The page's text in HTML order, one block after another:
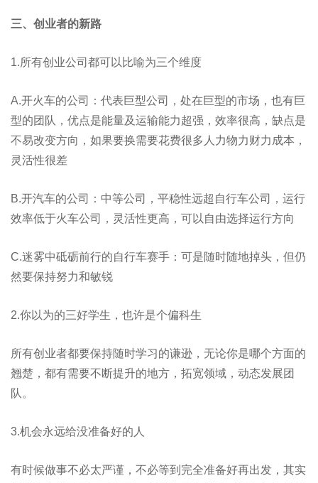
三、创业者的新路
1.所有创业公司都可以比喻为三个维度
A.开火车的公司：代表巨型公司，处在巨型的市场，也有巨
型的团队，优点是能量及运输能力超强，效率很高，缺点是
不易改变方向，如果要换需要花费很多人力物力财力成本，
灵活性很差
B.开汽车的公司：中等公司，平稳性远超自行车公司，运行
效率低于火车公司，灵活性更高，可以自由选择运行方向
C.迷雾中砥砺前行的自行车赛手：可是随时随地掉头，但仍
然要保持努力和敏锐
2.你以为的三好学生，也许是个偏科生
所有创业者都要保持随时学习的谦逊，无论你是哪个方面的
翘楚，都有需要不断提升的地方，拓宽领域，动态发展团
队。
3.机会永远给没准备好的人
有时候做事不必太严谨，不必等到完全准备好再出发，其实